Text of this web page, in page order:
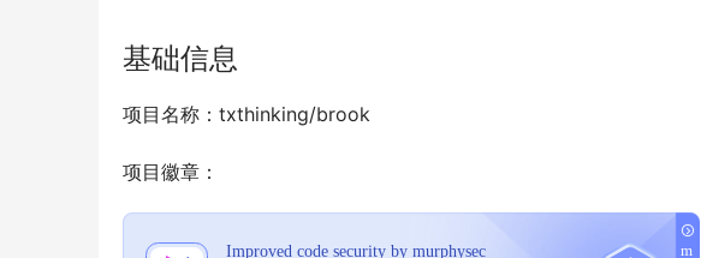
基础信息
项目名称：txthinking/brook
项目徽章：